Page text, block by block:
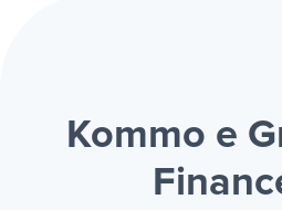
Kommo e